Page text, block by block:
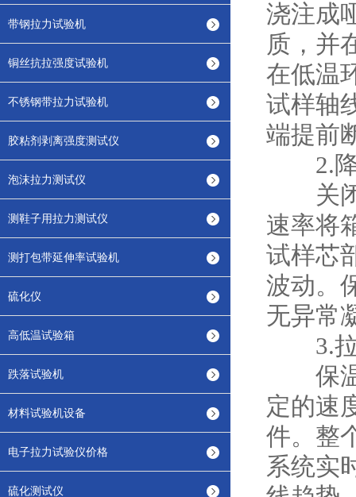
带钢拉力试验机
铜丝抗拉强度试验机
不锈钢带拉力试验机
胶粘剂剥离强度测试仪
泡沫拉力测试仪
测鞋子用拉力测试仪
测打包带延伸率试验机
硫化仪
高低温试验箱
跌落试验机
材料试验机设备
电子拉力试验仪价格
硫化测试仪
浇注成
质，并
在低温
试样轴
端提前
2.降
关闭
速率将
试样芯
波动。
无异常
3.拉
保温
定的速
件。整
系统实